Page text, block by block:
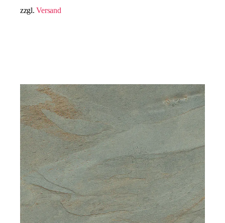
zzgl.Versand